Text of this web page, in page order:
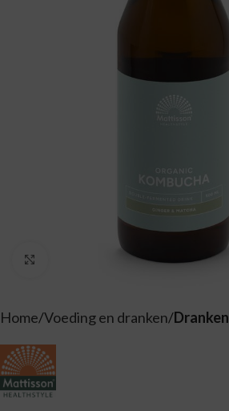
Home Voeding en dranken Dranken